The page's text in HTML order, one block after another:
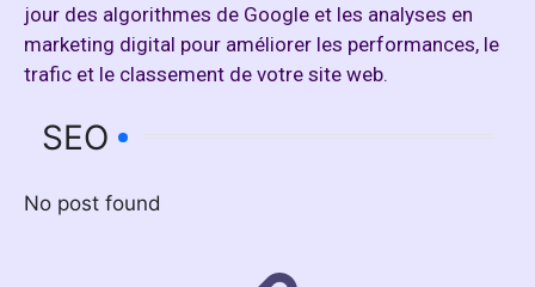
jour des algorithmes de Google et les analyses en
marketing digital pour améliorer les performances, le
trafic et le classement de votre site web.
SEO
No post found